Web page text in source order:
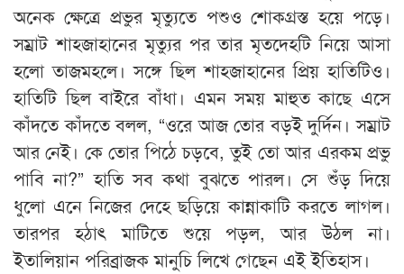
অনেক ক্ষেত্রে প্রভুর মৃত্যুতে পশুও শোকগ্রস্ত হয়ে পড়ে।
সম্রাট শাহজাহানের মৃত্যুর পর তার মৃতদেহটি নিয়ে আসা
হলো তাজমহলে। সঙ্গে ছিল শাহজাহানের প্রিয় হাতিটিও।
হাতিটি ছিল বাইরে বাঁধা। এমন সময় মাহুত কাছে এসে
কাঁদতে কাঁদতে বলল, “ওরে আজ তোর বড়ই দুর্দিন। সম্রাট
আর নেই। কে তোর পিঠে চড়বে, তুই তো আর এরকম প্রভু
পাবি না?” হাতি সব কথা বুঝতে পারল। সে শুঁড় দিয়ে
ধুলো এনে নিজের দেহে ছড়িয়ে কান্নাকাটি করতে লাগল।
তারপর হঠাৎ মাটিতে শুয়ে পড়ল, আর উঠল না।
ইতালিয়ান পরিব্রাজক মানুচি লিখে গেছেন এই ইতিহাস।